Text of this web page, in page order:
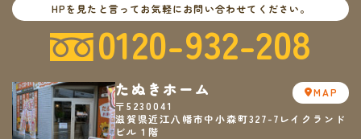
HPを見たと言ってお気軽にお問い合わせてください。
0120-932-208
たぬきホーム
〒5230041
滋賀県近江八幡市中小森町327-7レイクランド
ビル１階
MAP